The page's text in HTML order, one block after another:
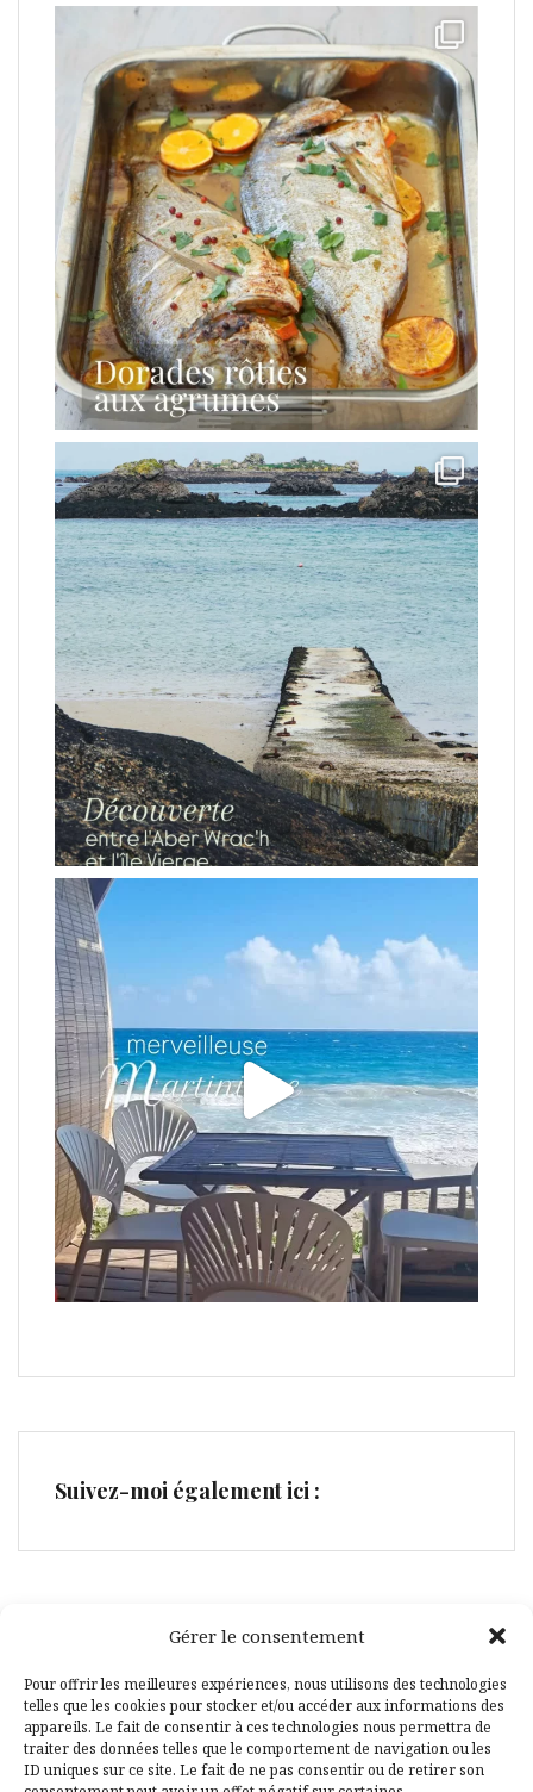
Gérer le consentement
Pour offrir les meilleures expériences, nous utilisons des technologies
telles que les cookies pour stocker et/ou accéder aux informations des
appareils. Le fait de consentir à ces technologies nous permettra de
traiter des données telles que le comportement de navigation ou les
ID uniques sur ce site. Le fait de ne pas consentir ou de retirer son
Suivez-moi également ici :
Facebook
Pinterest